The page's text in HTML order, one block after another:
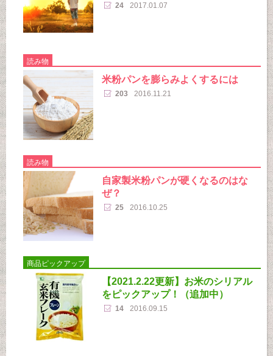
24 2017.01.07
読み物
米粉パンを膨らみよくするには
203 2016.11.21
読み物
自家製米粉パンが硬くなるのはな
ぜ？
25 2016.10.25
商品ピックアップ
【2021.2.22更新】お米のシリアル
をピックアップ！（追加中）
14 2016.09.15